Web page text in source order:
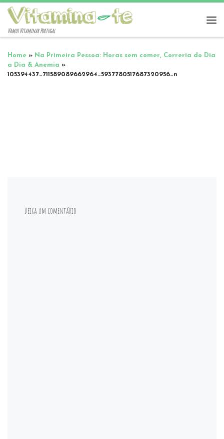
Vamos Vitaminar Portugal
Home » Na Primeira Pessoa: Horas sem comer, Correria do Dia
a Dia & Anemia »
105394437_711589089662964_5937780517687320956_n
Deixa um comentário